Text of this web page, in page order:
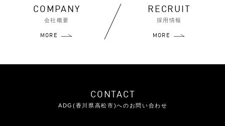
COMPANY
会社概要
MORE
RECRUIT
採用情報
MORE
CONTACT
ADG(香川県高松市)へのお問い合わせ